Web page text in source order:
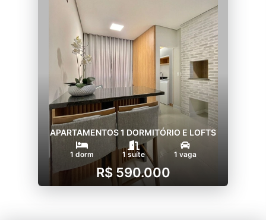
APARTAMENTOS 1 DORMITÓRIO E LOFTS
1 dorm 1 suíte 1 vaga
R$ 590.000